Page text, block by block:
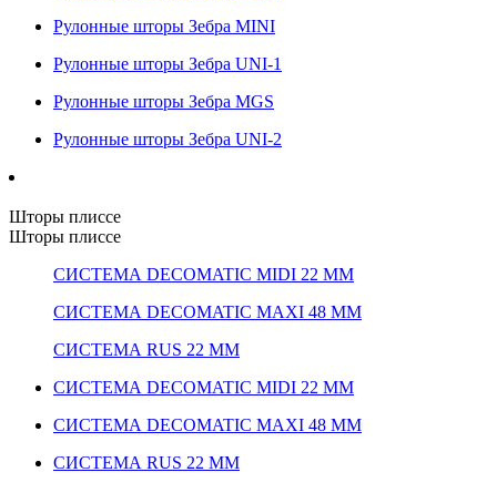
Рулонные шторы Зебра MINI
Рулонные шторы Зебра UNI-1
Рулонные шторы Зебра MGS
Рулонные шторы Зебра UNI-2
Шторы плиссе
Шторы плиссе
СИСТЕМА DECOMATIC MIDI 22 ММ
СИСТЕМА DECOMATIC MAXI 48 ММ
СИСТЕМА RUS 22 ММ
СИСТЕМА DECOMATIC MIDI 22 ММ
СИСТЕМА DECOMATIC MAXI 48 ММ
СИСТЕМА RUS 22 ММ